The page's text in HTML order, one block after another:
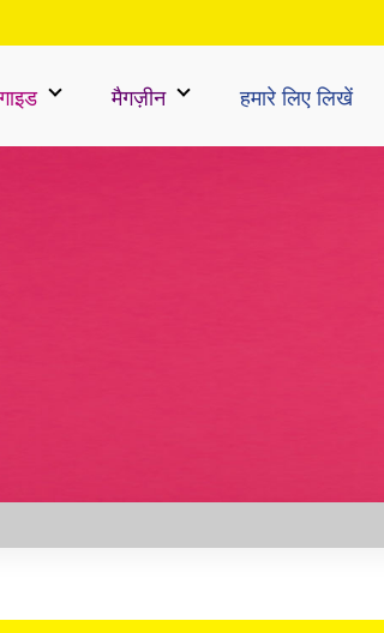
मैगज़ीन हमारे लिए लिखें